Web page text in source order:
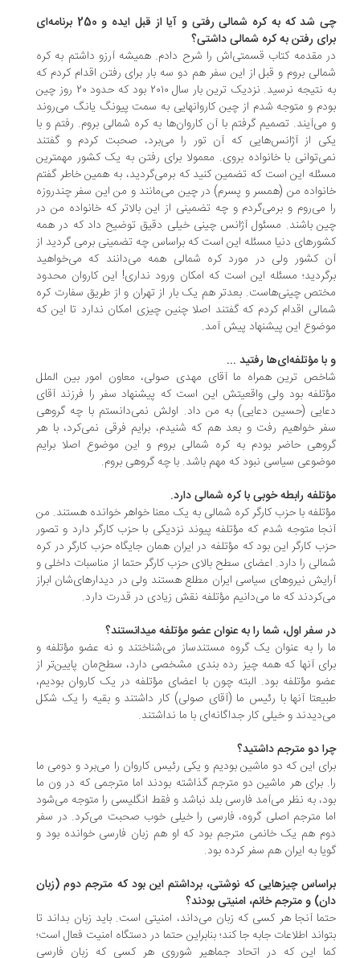
چی شد که به کره شمالی رفتی و آیا از قبل ایده و 250 برنامه‌ای
رفتن به کره شمالی داشتی؟
مقدمه کتاب قسمتی‌اش را شرح دادم. همیشه آرزو داشتم به کره
بروم و قبل از این سفر هم دو سه بار برای رفتن اقدام کردم که
به نتیجه نرسید. نزدیک ترین بار سال ۲۰۱۰ بود که حدود ۲۰ روز چین
و متوجه شدم از چین کاروانهایی به سمت پیونگ یانگ می‌روند
تصمیم گرفتم با آن کاروان‌ها به کره شمالی بروم. رفتم و با
از آژانس‌هایی که آن تور را می‌برد، صحبت کردم و گفتند
با خانواده بروی. معمولا برای رفتن به یک کشور مهمترین
این است که تضمین کنید که برمی‌گردید، به همین خاطر گفتم
من (همسر و پسرم) در چین می‌مانند و من این سفر چندروزه
می‌روم و برمی‌گردم و چه تضمینی از این بالاتر که خانواده من در
باشند. مسئول آژانس چینی خیلی دقیق توضیح داد که در همه
دنیا مسئله این است که براساس چه تضمینی برمی گردید از
کشور ولی در مورد کره شمالی همه می‌دانند که می‌خواهید
مسئله این است که امکان ورود نداری! این کاروان محدود
چینی‌هاست. بعدتر هم یک بار از تهران و از طریق سفارت کره
اقدام کردم که گفتند اصلا چنین چیزی امکان ندارد تا این که
این پیشنهاد پیش آمد.
مؤتلفه‌ای‌ها رفتید ...
ترین همراه ما آقای مهدی صولی، معاون امور بین الملل
بود ولی واقعیتش این است که پیشنهاد سفر را فرزند آقای
(حسین دعایی) به من داد. اولش نمی‌دانستم با چه گروهی
خواهیم رفت و بعد هم که شنیدم، برایم فرقی نمی‌کرد، با هر
حاضر بودم به کره شمالی بروم و این موضوع اصلا برایم
سیاسی نبود که مهم باشد. با چه گروهی بروم.
رابطه خوبی با کره شمالی دارد.
با حزب کارگر کره شمالی به یک معنا خواهر خوانده هستند. من
متوجه شدم که مؤتلفه پیوند نزدیکی با حزب کارگر دارد و تصور
کارگر این بود که مؤتلفه در ایران همان جایگاه حزب کارگر در کره
را دارد. اعضای سطح بالای حزب کارگر حتما از مناسبات داخلی و
نیروهای سیاسی ایران مطلع هستند ولی در دیدارهای‌شان ابراز
که ما می‌دانیم مؤتلفه نقش زیادی در قدرت دارد.
سفر اول، شما را به عنوان عضو مؤتلفه میدانستند؟
را به عنوان یک گروه مستندساز می‌شناختند و نه عضو مؤتلفه و
آنها که همه چیز رده بندی مشخصی دارد، سطح‌مان پایین‌تر از
مؤتلفه بود. البته چون با اعضای مؤتلفه در یک کاروان بودیم،
آنها با رئیس ما (آقای صولی) کار داشتند و بقیه را یک شکل
و خیلی کار جداگانه‌ای با ما نداشتند.
دو مترجم داشتید؟
این که دو ماشین بودیم و یکی رئیس کاروان را می‌برد و دومی ما
برای هر ماشین دو مترجم گذاشته بودند اما مترجمی که در ون ما
به نظر می‌آمد فارسی بلد نباشد و فقط انگلیسی را متوجه می‌شود
مترجم اصلی گروه، فارسی را خیلی خوب صحبت می‌کرد. در سفر
هم یک خانمی مترجم بود که او هم زبان فارسی خوانده بود و
به ایران هم سفر کرده بود.
چیزهایی که نوشتی، برداشتم این بود که مترجم دوم (زبان
و مترجم خانم، امنیتی بودند؟
آنجا هر کسی که زبان می‌داند، امنیتی است. باید زبان بداند تا
اطلاعات جابه جا کند؛ بنابراین حتما در دستگاه امنیت فعال است؛
این که در اتحاد جماهیر شوروی هر کسی که زبان فارسی